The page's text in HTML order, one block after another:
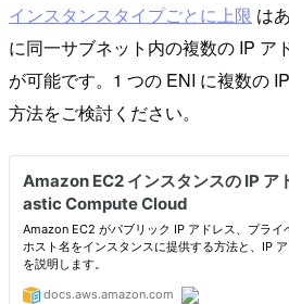
インスタンスタイプごとに上限 は
に同一サブネット内の複数の IP ア
が可能です。1 つの ENI に複数の
方法をご検討ください。